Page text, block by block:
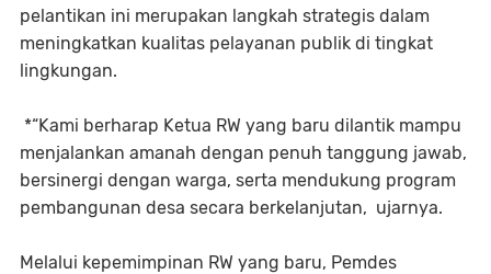
pelantikan ini merupakan langkah strategis dalam
meningkatkan kualitas pelayanan publik di tingkat
lingkungan.
*“Kami berharap Ketua RW yang baru dilantik mampu
menjalankan amanah dengan penuh tanggung jawab,
bersinergi dengan warga, serta mendukung program
pembangunan desa secara berkelanjutan, ujarnya.
Melalui kepemimpinan RW yang baru, Pemdes